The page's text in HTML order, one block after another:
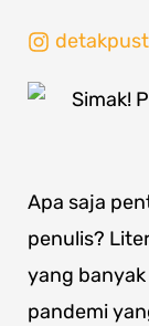
Apa saja
penulis?
yang
pandemi